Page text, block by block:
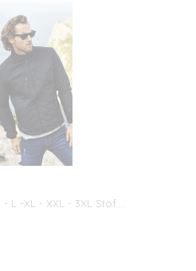
-XL - XXL - 3XL Stof:…